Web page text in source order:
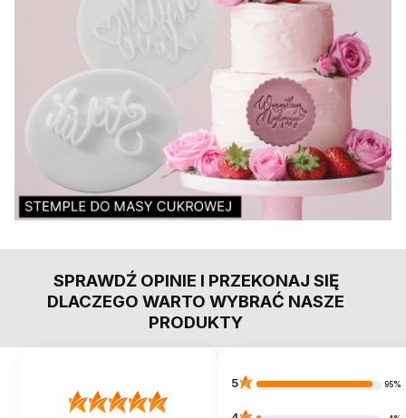
SPRAWDŹ OPINIE I PRZEKONAJ SIĘ
DLACZEGO WARTO WYBRAĆ NASZE
PRODUKTY
5 95%